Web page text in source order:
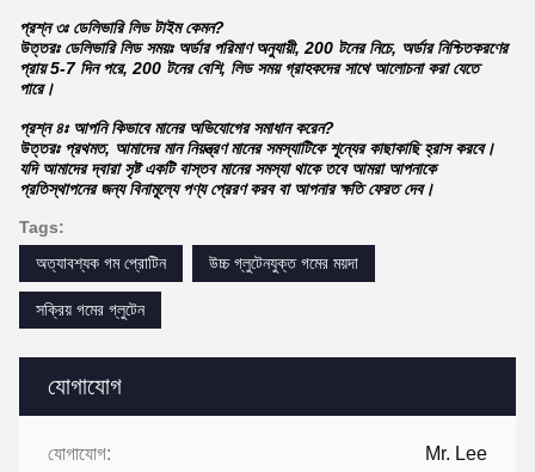
যোগাযোগ
যোগাযোগ: Mr. Lee
প্রশ্ন ৩ঃ ডেলিভারি লিড টাইম কেমন?
উত্তরঃ ডেলিভারি লিড সময়ঃ অর্ডার পরিমাণ অনুযায়ী, 200 টনের নিচে, অর্ডার নিশ্চিতকরণের
প্রায় 5-7 দিন পরে, 200 টনের বেশি, লিড সময় গ্রাহকদের সাথে আলোচনা করা যেতে
পারে।
প্রশ্ন ৪ঃ আপনি কিভাবে মানের অভিযোগের সমাধান করেন?
উত্তরঃ প্রথমত, আমাদের মান নিয়ন্ত্রণ মানের সমস্যাটিকে শূন্যের কাছাকাছি হ্রাস করবে।
যদি আমাদের দ্বারা সৃষ্ট একটি বাস্তব মানের সমস্যা থাকে তবে আমরা আপনাকে
প্রতিস্থাপনের জন্য বিনামূল্যে পণ্য প্রেরণ করব বা আপনার ক্ষতি ফেরত দেব।
Tags:
অত্যাবশ্যক গম প্রোটিন
উচ্চ গ্লুটেনযুক্ত গমের ময়দা
সক্রিয় গমের গ্লুটেন